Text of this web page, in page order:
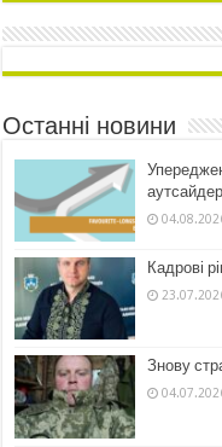
Останні новини
Кадрові
Знову